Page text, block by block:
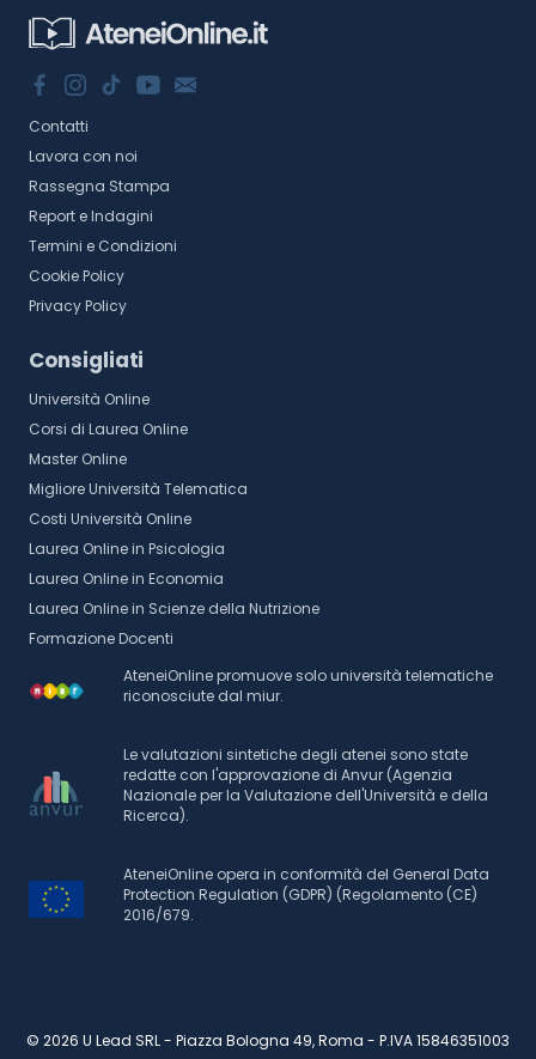
Contatti
Lavora con noi
Rassegna Stampa
Report e Indagini
Termini e Condizioni
Cookie Policy
Privacy Policy
Consigliati
Università Online
Corsi di Laurea Online
Master Online
Migliore Università Telematica
Costi Università Online
Laurea Online in Psicologia
Laurea Online in Economia
Laurea Online in Scienze della Nutrizione
Formazione Docenti
AteneiOnline promuove solo università telematiche
riconosciute dal miur.
Le valutazioni sintetiche degli atenei sono state
redatte con l'approvazione di Anvur (Agenzia
Nazionale per la Valutazione dell'Università e della
Ricerca).
AteneiOnline opera in conformità del General Data
Protection Regulation (GDPR) (Regolamento (CE)
2016/679.
© 2026 U Lead SRL - Piazza Bologna 49, Roma - P.IVA 15846351003